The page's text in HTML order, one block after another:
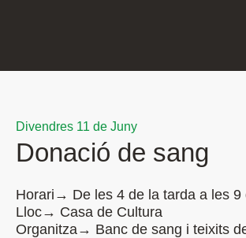
Divendres 11 de Juny
Donació de sang
Horari→ De les 4 de la tarda a les 9
Lloc→ Casa de Cultura
Organitza→ Banc de sang i teixits